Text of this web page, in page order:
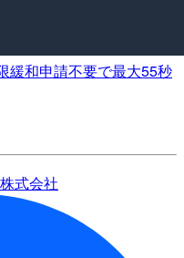
緩和申請不要で最大55秒
式会社